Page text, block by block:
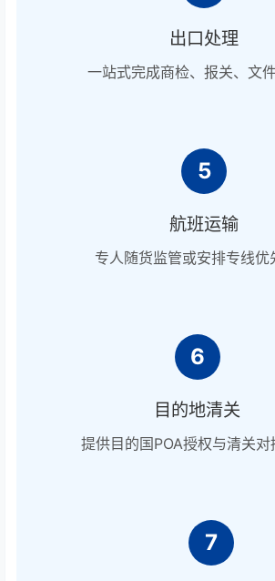
出口处理
一站式完成商检、报关、文
5
航班运输
专人随货监管或安排专线优
6
目的地清关
提供目的国POA授权与清关对
7